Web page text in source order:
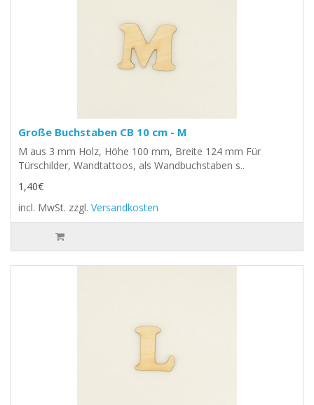
Große Buchstaben CB 10 cm - M
M aus 3 mm Holz, Höhe 100 mm, Breite 124 mm Für
Türschilder, Wandtattoos, als Wandbuchstaben s..
1,40€
incl. MwSt. zzgl. Versandkosten